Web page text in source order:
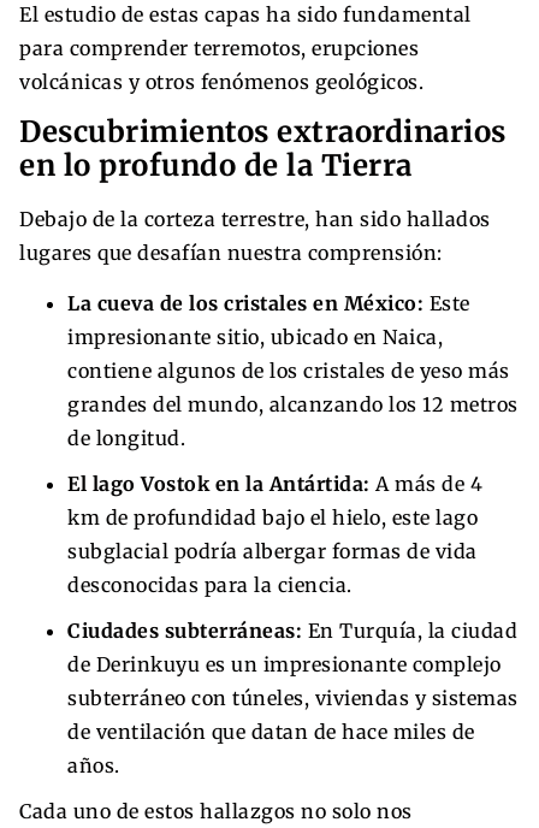
El estudio de estas capas ha sido fundamental
para comprender terremotos, erupciones
volcánicas y otros fenómenos geológicos.
Descubrimientos extraordinarios
en lo profundo de la Tierra
Debajo de la corteza terrestre, han sido hallados
lugares que desafían nuestra comprensión:
La cueva de los cristales en México: Este
impresionante sitio, ubicado en Naica,
contiene algunos de los cristales de yeso más
grandes del mundo, alcanzando los 12 metros
de longitud.
El lago Vostok en la Antártida: A más de 4
km de profundidad bajo el hielo, este lago
subglacial podría albergar formas de vida
desconocidas para la ciencia.
Ciudades subterráneas: En Turquía, la ciudad
de Derinkuyu es un impresionante complejo
subterráneo con túneles, viviendas y sistemas
de ventilación que datan de hace miles de
años.
Cada uno de estos hallazgos no solo nos